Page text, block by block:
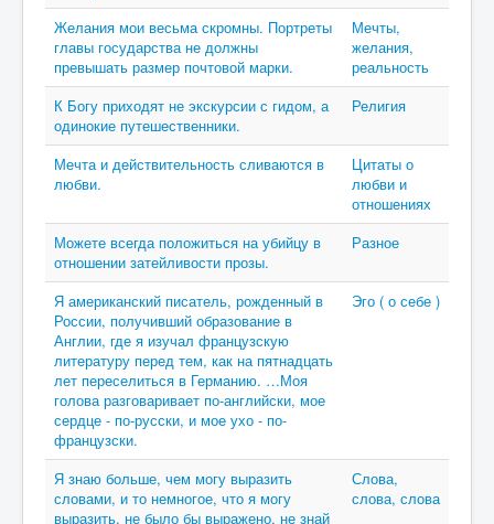
Желания мои весьма скромны. Портреты
главы государства не должны
превышать размер почтовой марки.
Мечты,
желания,
реальность
К Богу приходят не экскурсии с гидом, а
одинокие путешественники.
Религия
Мечта и действительность сливаются в
любви.
Цитаты о
любви и
отношениях
Можете всегда положиться на убийцу в
отношении затейливости прозы.
Разное
Я американский писатель, рожденный в
России, получивший образование в
Англии, где я изучал французскую
литературу перед тем, как на пятнадцать
лет переселиться в Германию. …Моя
голова разговаривает по-английски, мое
сердце - по-русски, и мое ухо - по-
французски.
Эго ( о себе )
Я знаю больше, чем могу выразить
словами, и то немногое, что я могу
выразить, не было бы выражено, не знай
Слова,
слова, слова